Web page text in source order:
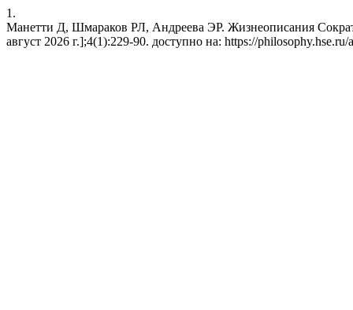
1.
Манетти Д, Шмараков РЛ, Андреева ЭР. Жизнеописания
август 2026 г.];4(1):229-90. доступно на: https://